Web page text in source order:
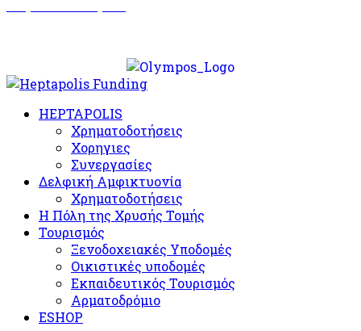
HEPTAPOLIS
Χρηματοδοτήσεις
Χορηγιες
Συνεργασίες
Δελφική Αμφικτυονία
Χρηματοδοτήσεις
Η Πόλη της Χρυσής Τομής
Τουρισμός
Ξενοδοχειακές Υποδομές​
Oικιστικές υποδομές
Εκπαιδευτικός Τουρισμός
Αρματοδρόμιο
ESHOP